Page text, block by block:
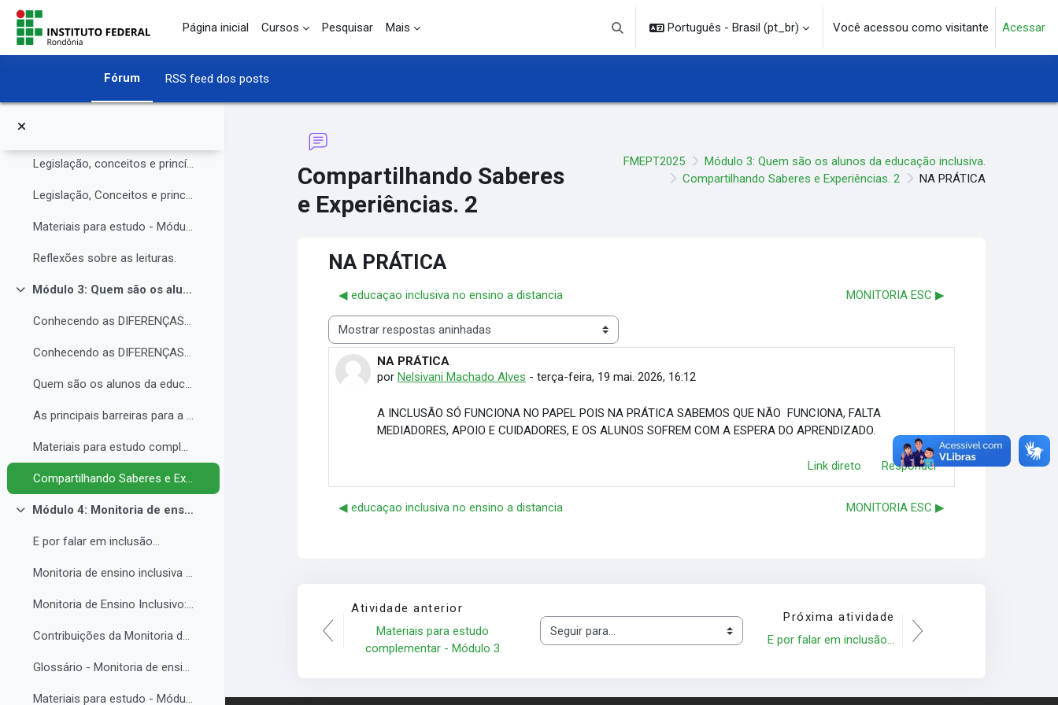
Ir para o conteúdo principal
Página inicial
Cursos Pesquisar Mais
Alternar entrada de pesquisa
Português - Brasil ‎(pt_br)‎ Você acessou como visitante Acessar
Fórum RSS feed dos posts
Compartilhando Saberes e Experiências.
Legislação, conceitos e princípios da educação inclusiva.
Legislação, Conceitos e princípios da educação inclusiva (parte 2)
Materiais para estudo - Módulo 2.
Reflexões sobre as leituras.
Contrair
Módulo 3: Quem são os alunos da educação inclusiva.
Conhecendo as DIFERENÇAS para promover a IGUALDADE com EQUIDADE.
Conhecendo as DIFERENÇAS para promover a IGUALDADE com EQUIDADE.
Quem são os alunos da educação inclusiva.
As principais barreiras para a inclusão.
Materiais para estudo complementar - Módulo 3.
Compartilhando Saberes e Experiências. 2
Contrair
Módulo 4: Monitoria de ensino inclusiva no processo formativo de estudantes com Necessidades Educacionais Específicas - NEE no contexto da Educação Profissional e Tecnológica.
E por falar em inclusão...
Monitoria de ensino inclusiva junto a estudante com Necessidades Educacionais Específicas - NEE no contexto da Educação Profissional e Tecnológica.
Monitoria de Ensino Inclusivo: Conceitos e Objetivos.
Contribuições da Monitoria de ensino inclusiva para o estudante com Necessidades Educacionais Específicas.
Glossário - Monitoria de ensino e educação inclusiva.
Materiais para estudo - Módulo 4.
Compartilhando Saberes
e Experiências. 2
FMEPT2025
Módulo 3: Quem são os alunos da educação inclusiva.
Compartilhando Saberes e Experiências. 2
NA PRÁTICA
NA PRÁTICA
◀︎ educaçao inclusiva no ensino a distancia MONITORIA ESC ▶︎
Modo de visualização
NA PRÁTICA
porNelsivani Machado Alves -terça-feira, 19 mai. 2026, 16:12
Número de respostas: 0
A INCLUSÃO SÓ FUNCIONA NO PAPEL POIS NA PRÁTICA SABEMOS QUE NÃO FUNCIONA, FALTA
MEDIADORES, APOIO E CUIDADORES, E OS ALUNOS SOFREM COM A ESPERA DO APRENDIZADO.
Link direto Responder
◀︎ educaçao inclusiva no ensino a distancia MONITORIA ESC ▶︎
Atividade anterior
Materiais para estudo
complementar - Módulo 3.
Seguir para...
Próxima atividade
E por falar em inclusão...